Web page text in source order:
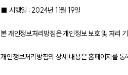
■ 시행일 : 2024년 11월 19일
본 개인정보처리방침은 개인정보 보호 및 처리
개인정보처리방침의 상세 내용은 홈페이지를 통